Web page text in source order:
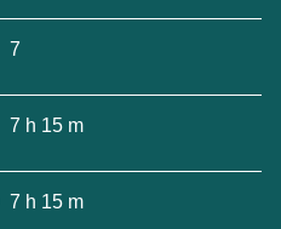
7
7 h 15 m
7 h 15 m